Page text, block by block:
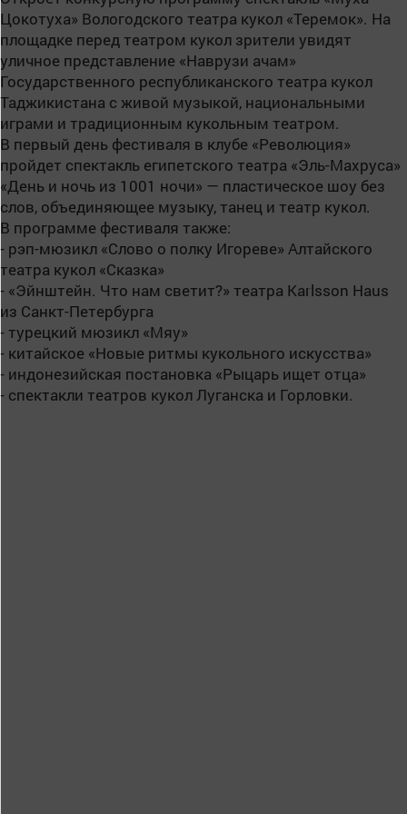
Цокотуха» Вологодского театра кукол «Теремок». На
площадке перед театром кукол зрители увидят
уличное представление «Наврузи ачам»
Государственного республиканского театра кукол
Таджикистана с живой музыкой, национальными
играми и традиционным кукольным театром.
В первый день фестиваля в клубе «Революция»
пройдет спектакль египетского театра «Эль-Махруса»
«День и ночь из 1001 ночи» — пластическое шоу без
слов, объединяющее музыку, танец и театр кукол.
В программе фестиваля также:
- рэп-мюзикл «Слово о полку Игореве» Алтайского
театра кукол «Сказка»
- «Эйнштейн. Что нам светит?» театра Karlsson Haus
из Санкт-Петербурга
- турецкий мюзикл «Мяу»
- китайское «Новые ритмы кукольного искусства»
- индонезийская постановка «Рыцарь ищет отца»
- спектакли театров кукол Луганска и Горловки.